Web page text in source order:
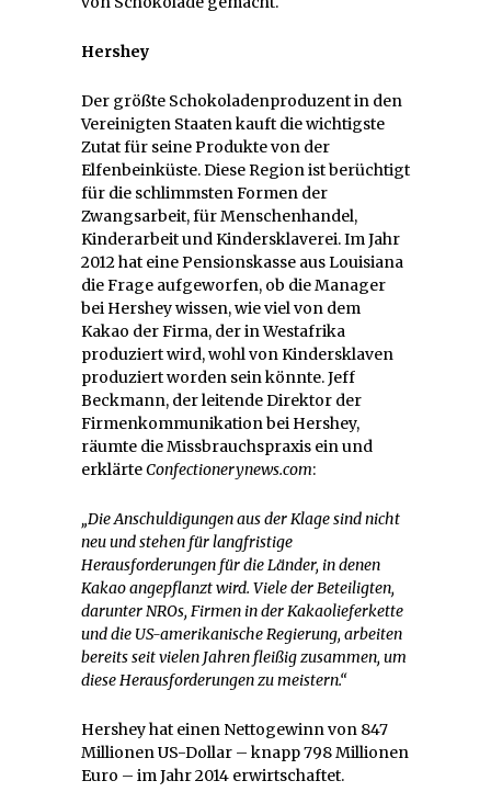
Hershey
Der größte Schokoladenproduzent in den
Vereinigten Staaten kauft die wichtigste
Zutat für seine Produkte von der
Elfenbeinküste. Diese Region ist berüchtigt
für die schlimmsten Formen der
Zwangsarbeit, für Menschenhandel,
Kinderarbeit und Kindersklaverei. Im Jahr
2012 hat eine Pensionskasse aus Louisiana
die Frage aufgeworfen, ob die Manager
bei Hershey wissen, wie viel von dem
Kakao der Firma, der in Westafrika
produziert wird, wohl von Kindersklaven
produziert worden sein könnte. Jeff
Beckmann, der leitende Direktor der
Firmenkommunikation bei Hershey,
räumte die Missbrauchspraxis ein und
erklärteConfectionerynews.com:
„Die Anschuldigungen aus der Klage sind nicht
neu und stehen für langfristige
Herausforderungen für die Länder, in denen
Kakao angepflanzt wird. Viele der Beteiligten,
darunter NROs, Firmen in der Kakaolieferkette
und die US-amerikanische Regierung, arbeiten
bereits seit vielen Jahren fleißig zusammen, um
diese Herausforderungen zu meistern.“
Hershey hat einen Nettogewinn von 847
Millionen US-Dollar – knapp 798 Millionen
Euro – im Jahr 2014 erwirtschaftet.